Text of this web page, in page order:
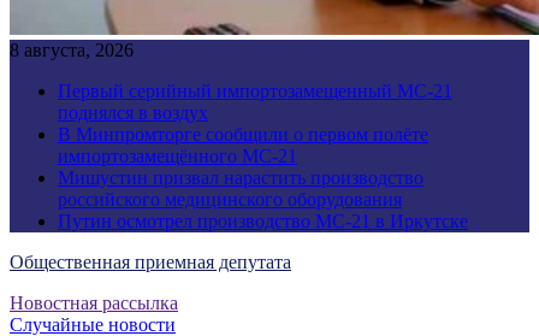
8 августа, 2026
Первый серийный импортозамещенный МС-21
поднялся в воздух
В Минпромторге сообщили о первом полёте
импортозамещённого МС-21
Мишустин призвал нарастить производство
российского медицинского оборудования
Путин осмотрел производство МС-21 в Иркутске
Общественная приемная депутата
Новостная рассылка
Случайные новости